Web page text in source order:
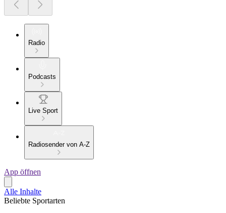
Radio
Podcasts
Live Sport
Radiosender von A-Z
App öffnen
Alle Inhalte
Beliebte Sportarten